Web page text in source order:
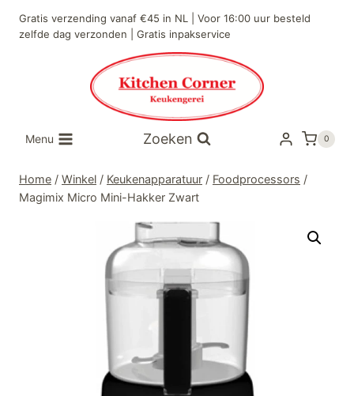
naar
Gratis verzending vanaf €45 in NL | Voor 16:00 uur besteld
zelfde dag verzonden | Gratis inpakservice
Menu Zoeken 0
Home / Winkel / Keukenapparatuur / Foodprocessors /
Magimix Micro Mini-Hakker Zwart